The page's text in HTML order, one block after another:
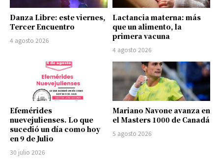
Danza Libre: este viernes,
Tercer Encuentro
4 agosto 2026
Lactancia materna: más
que un alimento, la
primera vacuna
4 agosto 2026
Efemérides
nuevejulienses. Lo que
sucedió un día como hoy
en 9 de Julio
30 julio 2026
Mariano Navone avanza en
el Masters 1000 de Canadá
5 agosto 2026